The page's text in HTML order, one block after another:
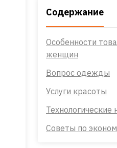
Содержание
Особенности
женщин
Вопрос одежды
Услуги красоты
Технологические
Советы по